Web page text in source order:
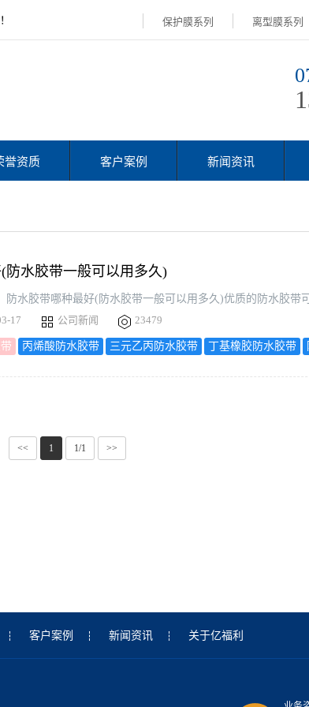
保护膜系列 离型膜系列
誉资质 客户案例 新闻资讯
防水胶带一般可以用多久)
17 公司新闻 23479
丙烯酸防水胶带 三元乙丙防水胶带 丁基橡胶防水胶带
<< 1 1/1 >>
客户案例 新闻资讯 关于亿福利